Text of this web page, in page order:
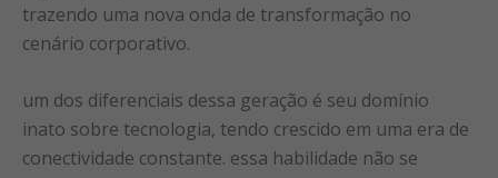
trazendo uma nova onda de transformação no
cenário corporativo.
um dos diferenciais dessa geração é seu domínio
inato sobre tecnologia, tendo crescido em uma era de
conectividade constante. essa habilidade não se